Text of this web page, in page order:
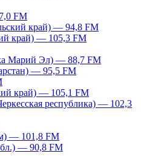
FM
край) — 94,8 FM
край) — 105,3 FM
Марий Эл) — 88,7 FM
— 95,5 FM
край) — 105,1 FM
республика) — 102,3
— 101,8 FM
— 90,8 FM